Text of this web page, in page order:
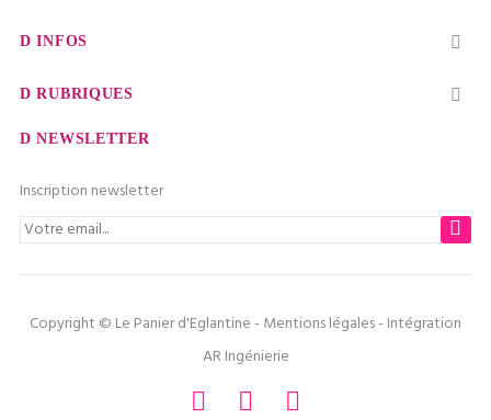
INFOS 
RUBRIQUES 
NEWSLETTER
Inscription newsletter
Copyright © Le Panier d'Eglantine - Mentions légales- Intégration
AR Ingénierie
FacebookTwitter